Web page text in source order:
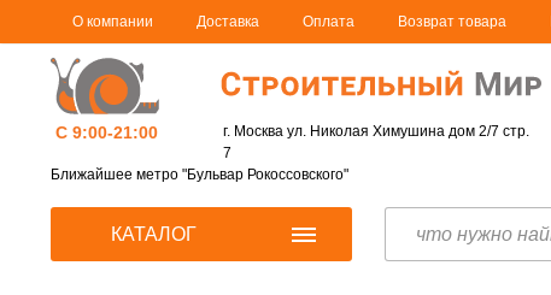
О компании Доставка Оплата Возврат товара
С 9:00-21:00
г. Москва ул. Николая Химушина дом 2/7 стр.
7
Ближайшее метро "Бульвар Рокоссовского"
КАТАЛОГ